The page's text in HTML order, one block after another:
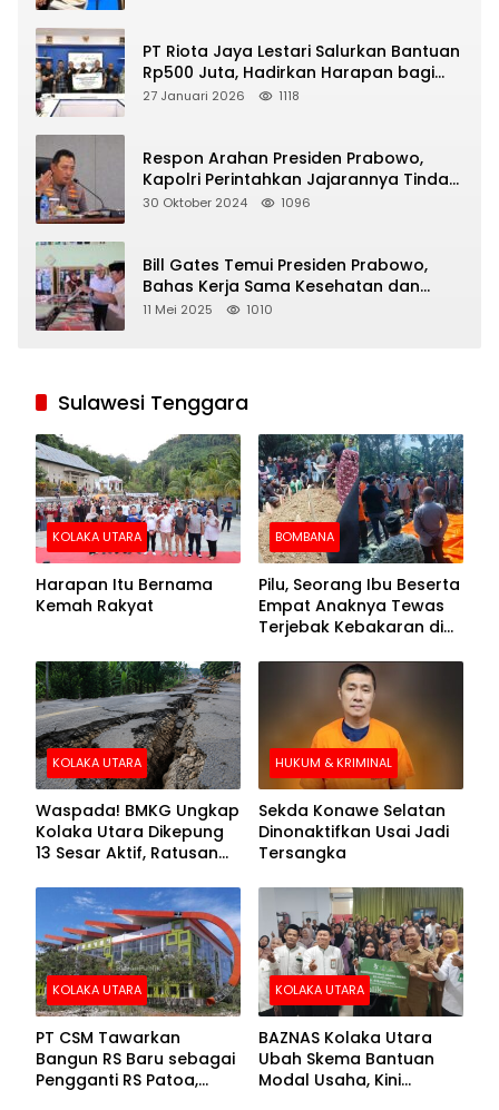
PT Riota Jaya Lestari Salurkan Bantuan
Rp500 Juta, Hadirkan Harapan bagi
Korban Bencana di Sumatera
27 Januari 2026 1118
Respon Arahan Presiden Prabowo,
Kapolri Perintahkan Jajarannya Tindak
Tegas Pelaku Judi Online
30 Oktober 2024 1096
Bill Gates Temui Presiden Prabowo,
Bahas Kerja Sama Kesehatan dan
Program Makan Bergizi Gratis
11 Mei 2025 1010
Sulawesi Tenggara
KOLAKA UTARA
Harapan Itu Bernama
Kemah Rakyat
BOMBANA
Pilu, Seorang Ibu Beserta
Empat Anaknya Tewas
Terjebak Kebakaran di
KOLAKA UTARA
Waspada! BMKG Ungkap
Kolaka Utara Dikepung
13 Sesar Aktif, Ratusan
HUKUM & KRIMINAL
Sekda Konawe Selatan
Dinonaktifkan Usai Jadi
Tersangka
KOLAKA UTARA
PT CSM Tawarkan
Bangun RS Baru sebagai
Pengganti RS Patoa,
KOLAKA UTARA
BAZNAS Kolaka Utara
Ubah Skema Bantuan
Modal Usaha, Kini